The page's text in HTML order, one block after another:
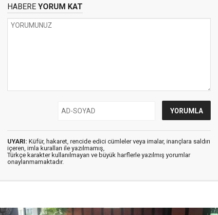
HABERE YORUM KAT
UYARI: Küfür, hakaret, rencide edici cümleler veya imalar, inançlara saldırı
içeren, imla kuralları ile yazılmamış,
Türkçe karakter kullanılmayan ve büyük harflerle yazılmış yorumlar
onaylanmamaktadır.